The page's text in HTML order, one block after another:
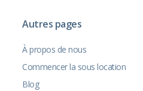
Autres pages
À propos de nous
Commencer la sous location
Blog